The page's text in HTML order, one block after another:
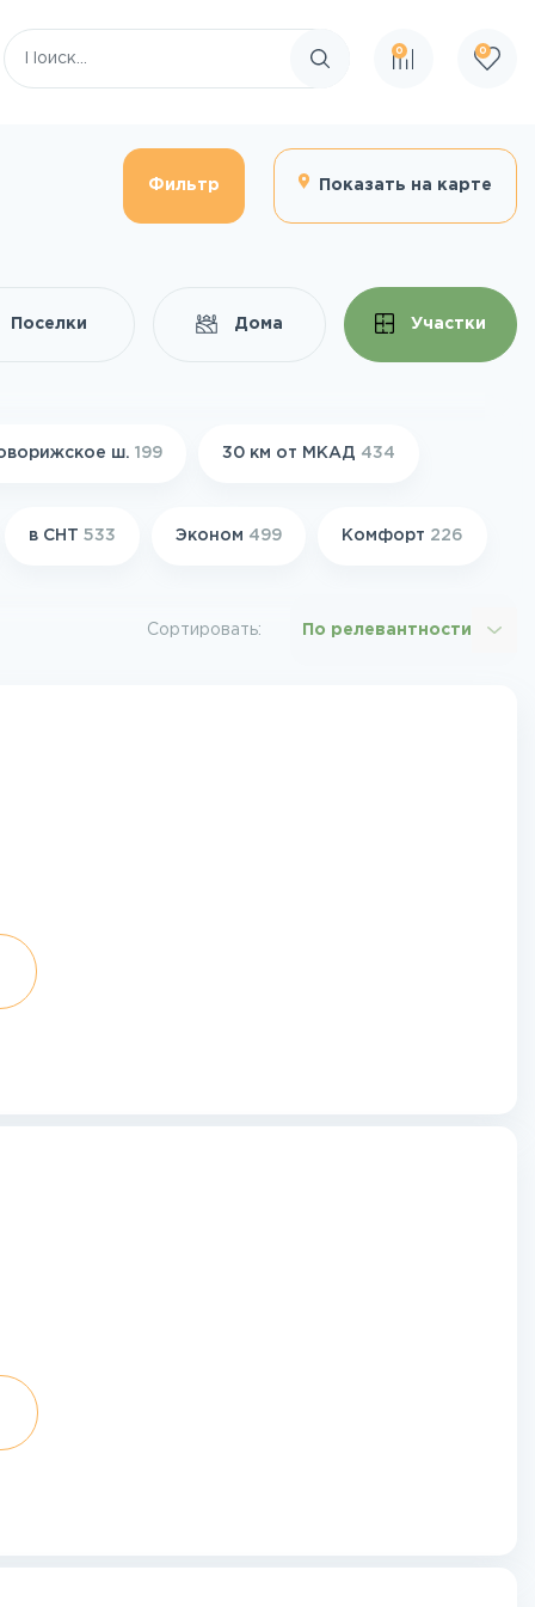
Поиск по сайту
0 0
Фильтр Показать на карте
Поселки Дома Участки
ш. 199 30 км от МКАД 434
в СНТ 533 Эконом 499 Комфорт 226
Сортировать: По релевантности